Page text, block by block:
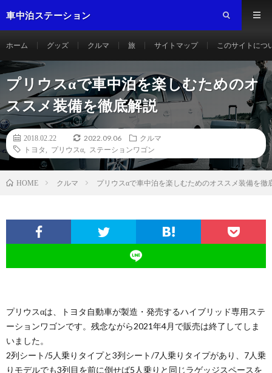
車中泊ステーション
ホーム グッズ クルマ 旅 サイトマップ このサイトにつ
プリウスαで車中泊を楽しむためのオ
ススメ装備を徹底解説
2018.02.22 2022.09.06
クルマ
トヨタ
プリウスα ステーションワゴン
HOME クルマ プリウスαで車中泊を楽しむためのオススメ装備を徹
プリウスαは、トヨタ自動車が製造・発売するハイブリッド専用ステ
ーションワゴンです。残念ながら2021年4月で販売は終了してしま
いました。
2列シート/5人乗りタイプと3列シート/7人乗りタイプがあり、7人乗
りモデルでも3列目を前に倒せば5人乗りと同じラゲッジスペースを